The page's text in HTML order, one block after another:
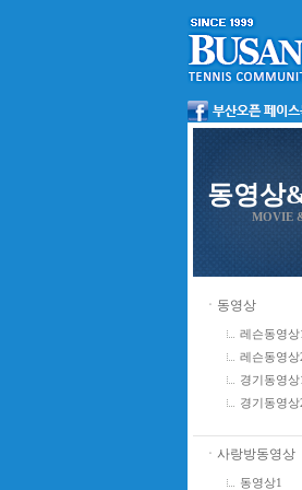
동영상
MOVIE
ㆍ동영상
레슨동영상1
레슨동영상
경기동영상1
경기동영상
ㆍ사랑방동영상
동영상1